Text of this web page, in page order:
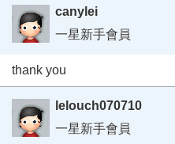
canylei
一星新手會員
thank you
lelouch070710
一星新手會員